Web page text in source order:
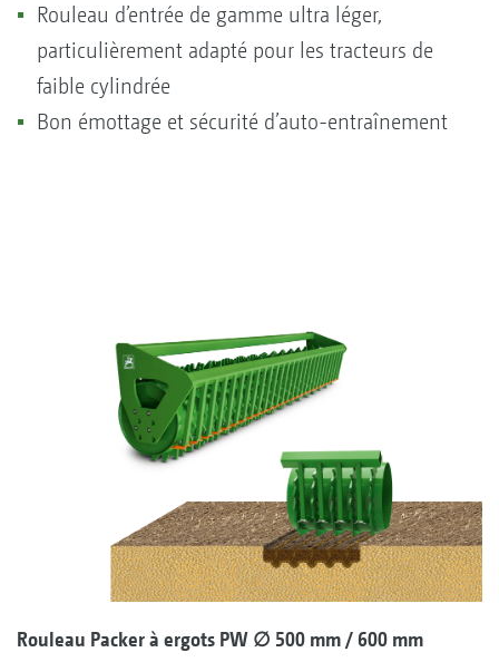
Rouleau d’entrée de gamme ultra léger,
particulièrement adapté pour les tracteurs de
faible cylindrée
Bon émottage et sécurité d’auto-entraînement
Rouleau Packer à ergots PW ∅ 500 mm / 600 mm